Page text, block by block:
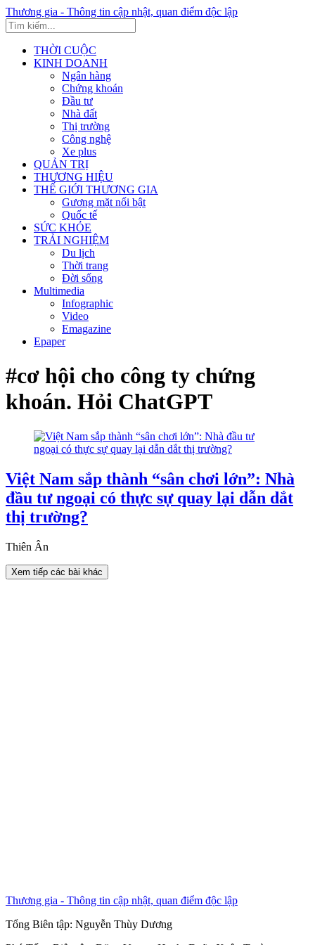
Thương gia - Thông tin cập nhật, quan điểm độc lập
THỜI CUỘC
KINH DOANH
Ngân hàng
Chứng khoán
Đầu tư
Nhà đất
Thị trường
Công nghệ
Xe plus
QUẢN TRỊ
THƯƠNG HIỆU
THẾ GIỚI THƯƠNG GIA
Gương mặt nổi bật
Quốc tế
SỨC KHỎE
TRẢI NGHIỆM
Du lịch
Thời trang
Đời sống
Multimedia
Infographic
Video
Emagazine
Epaper
#cơ hội cho công ty chứng
khoán. Hỏi ChatGPT
Việt Nam sắp thành “sân chơi lớn”: Nhà
đầu tư ngoại có thực sự quay lại dẫn dắt
thị trường?
Thiên Ân
Xem tiếp các bài khác
Thương gia - Thông tin cập nhật, quan điểm độc lập
Tổng Biên tập: Nguyễn Thùy Dương